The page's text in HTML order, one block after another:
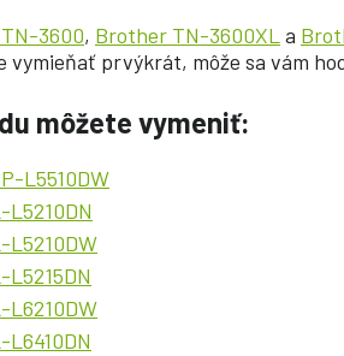
3600, Brother TN-3600XLa
vymieňať prvýkrát, môže sa vám
môžete vymeniť:
L5510DW